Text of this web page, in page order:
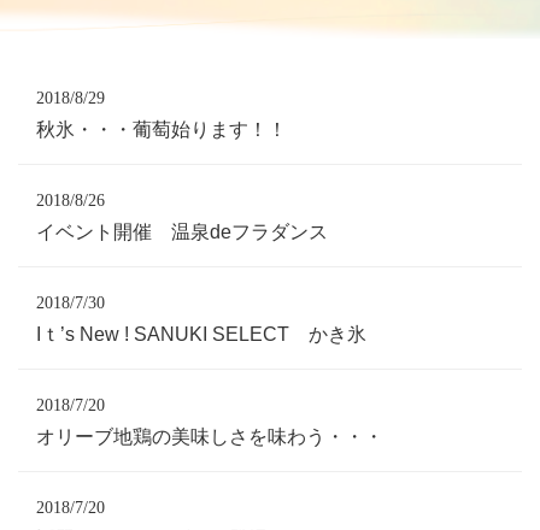
2018/8/29
秋氷・・・葡萄始ります！！
2018/8/26
イベント開催 温泉deフラダンス
2018/7/30
Iｔ’s New ! SANUKI SELECT かき氷
2018/7/20
オリーブ地鶏の美味しさを味わう・・・
2018/7/20